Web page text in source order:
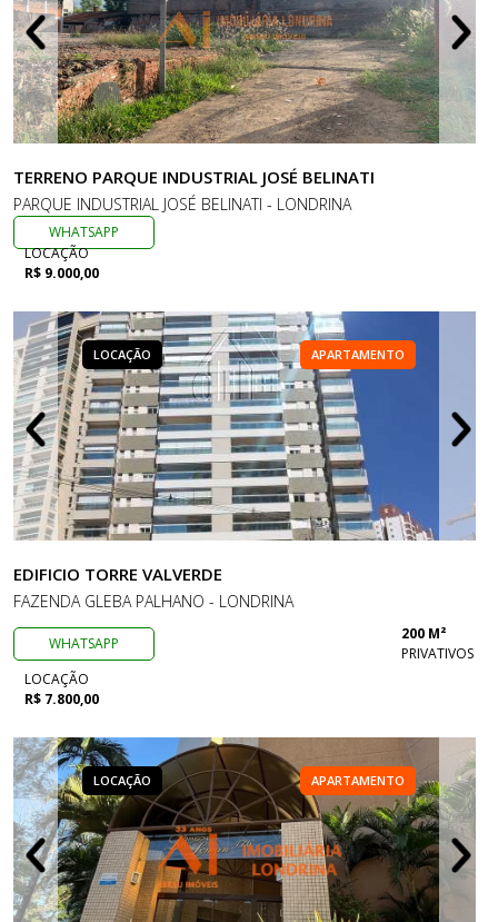
TERRENO PARQUE INDUSTRIAL JOSÉ BELINATI
PARQUE INDUSTRIAL JOSÉ BELINATI - LONDRINA
WHATSAPP
LOCAÇÃO
R$ 9.000,00
LOCAÇÃO APARTAMENTO
EDIFICIO TORRE VALVERDE
FAZENDA GLEBA PALHANO - LONDRINA
WHATSAPP
200 M²
PRIVATIVOS
LOCAÇÃO
R$ 7.800,00
LOCAÇÃO APARTAMENTO